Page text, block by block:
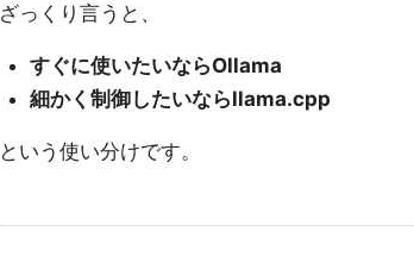
ざっくり言うと、
すぐに使いたいならOllama
細かく制御したいならllama.cpp
という使い分けです。